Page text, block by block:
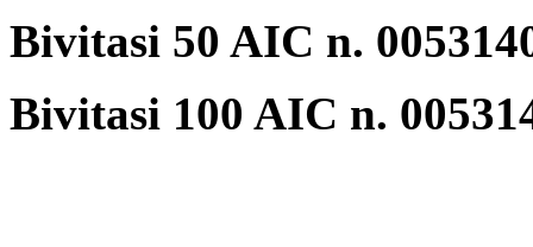
Bivitasi 50 AIC n.
Bivitasi 100 AIC n.